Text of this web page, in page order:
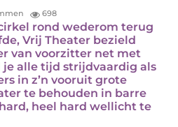
698
rond wederom terug
Vrij Theater bezield
van voorzitter net met
je alle tijd strijdvaardig als
in z’n vooruit grote
te behouden in barre
heel hard wellicht te